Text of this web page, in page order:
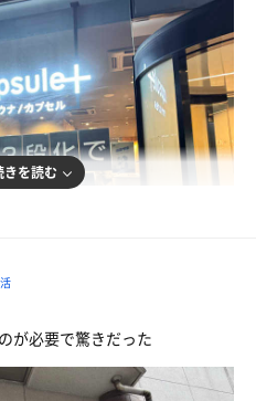
きを読む
が必要で驚きだった